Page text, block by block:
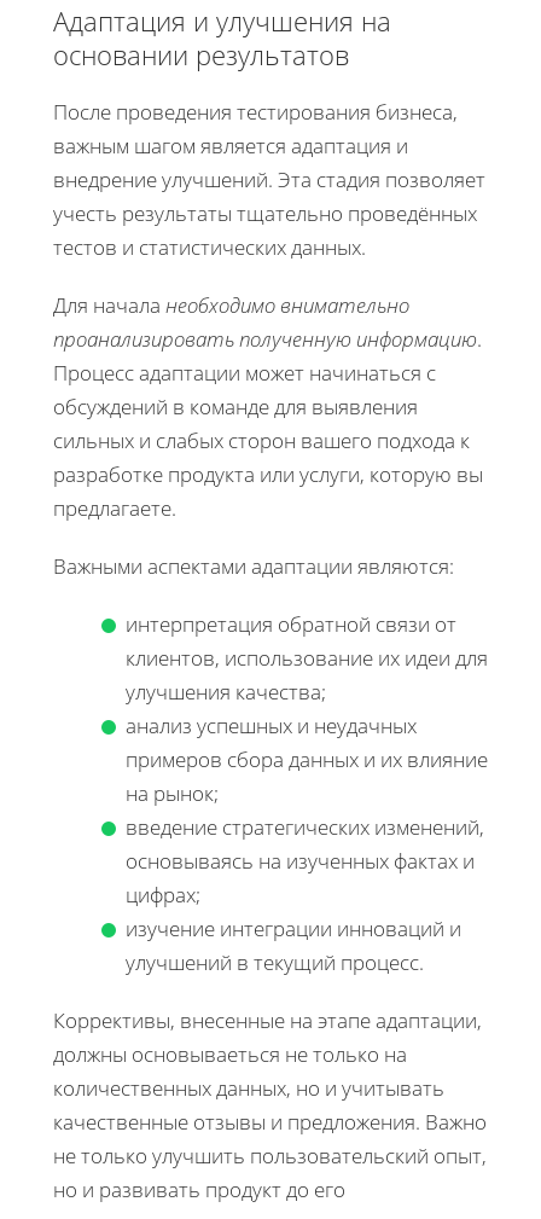
Адаптация и улучшения на
основании результатов
После проведения тестирования бизнеса,
важным шагом является адаптация и
внедрение улучшений. Эта стадия позволяет
учесть результаты тщательно проведённых
тестов и статистических данных.
Для начала необходимо внимательно
проанализировать полученную информацию.
Процесс адаптации может начинаться с
обсуждений в команде для выявления
сильных и слабых сторон вашего подхода к
разработке продукта или услуги, которую вы
предлагаете.
Важными аспектами адаптации являются:
интерпретация обратной связи от
клиентов, использование их идеи для
улучшения качества;
анализ успешных и неудачных
примеров сбора данных и их влияние
на рынок;
введение стратегических изменений,
основываясь на изученных фактах и
цифрах;
изучение интеграции инноваций и
улучшений в текущий процесс.
Коррективы, внесенные на этапе адаптации,
должны основываетьcя не только на
количественных данных, но и учитывать
качественные отзывы и предложения. Важно
не только улучшить пользовательский опыт,
но и развивать продукт до его